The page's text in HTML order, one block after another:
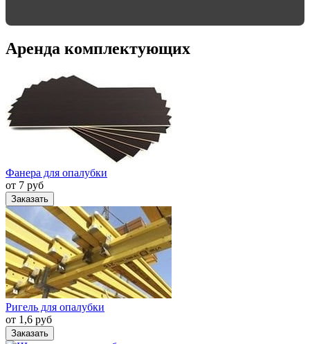
Аренда комплектующих
Фанера для опалубки
от 7 руб
Заказать
Ригель для опалубки
от 1,6 руб
Заказать